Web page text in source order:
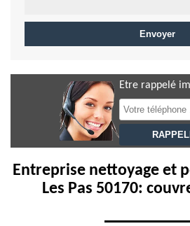
Etre rappelé
Entreprise nettoyage et
Les Pas 50170: